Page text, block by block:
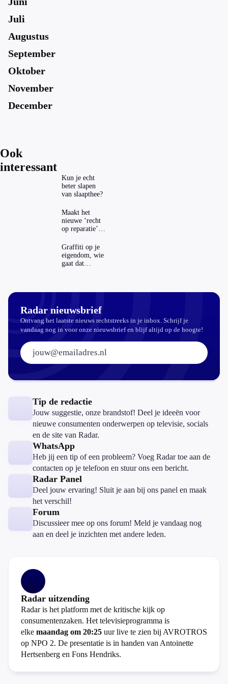
Juli
Augustus
September
Oktober
November
December
Ook
interessant
Kun je echt
beter slapen
van slaapthee?
Maakt het
nieuwe ‘recht
op reparatie’
echt
aantrekkelijker?
Graffiti op je
eigendom, wie
gaat dat
Radar nieuwsbrief
Ontvang het laatste nieuws rechtstreeks in je inbox. Schrijf je
vandaag nog in voor onze nieuwsbrief en blijf altijd op de hoogte!
E-mailadres:
Tip de redactie
Jouw suggestie, onze brandstof! Deel je ideeën voor
nieuwe consumenten onderwerpen op televisie, socials
en de site van Radar.
WhatsApp
Heb jij een tip of een probleem? Voeg Radar toe aan de
contacten op je telefoon en stuur ons een bericht.
Radar Panel
Deel jouw ervaring! Sluit je aan bij ons panel en maak
het verschil!
Forum
Discussieer mee op ons forum! Meld je vandaag nog
aan en deel je inzichten met andere leden.
Radar uitzending
Radar is het platform met de kritische kijk op
consumentenzaken. Het televisieprogramma is
elke maandag om 20:25 uur live te zien bij AVROTROS
op NPO 2. De presentatie is in handen van Antoinette
Hertsenberg en Fons Hendriks.